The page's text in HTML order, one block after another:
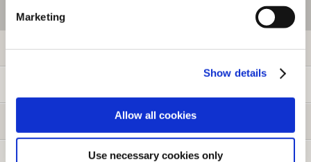
Marketing
Show details
Allow all cookies
Use necessary cookies only
ご利用情報
初めての方へ